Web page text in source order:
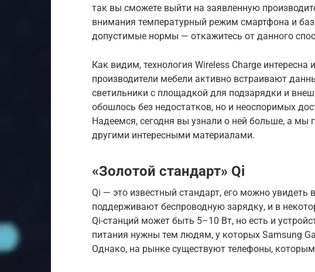
так вы сможете выйти на заявленную
внимания температурный режим смартфона и
допустимые нормы — откажитесь от данного
Как видим, технология Wireless Charge интересна
производители мебели активно встраивают
светильники с площадкой для подзарядки и
обошлось без недостатков, но и неоспоримых
Надеемся, сегодня вы узнали о ней больше, а мы
другими интересными материалами.
«Золотой стандарт» Qi
Qi — это известный стандарт, его можно увидеть
поддерживают беспроводную зарядку, и в
Qi-станций может быть 5–10 Вт, но есть и
питания нужны тем людям, у которых Samsung
Однако, на рынке существуют телефоны,